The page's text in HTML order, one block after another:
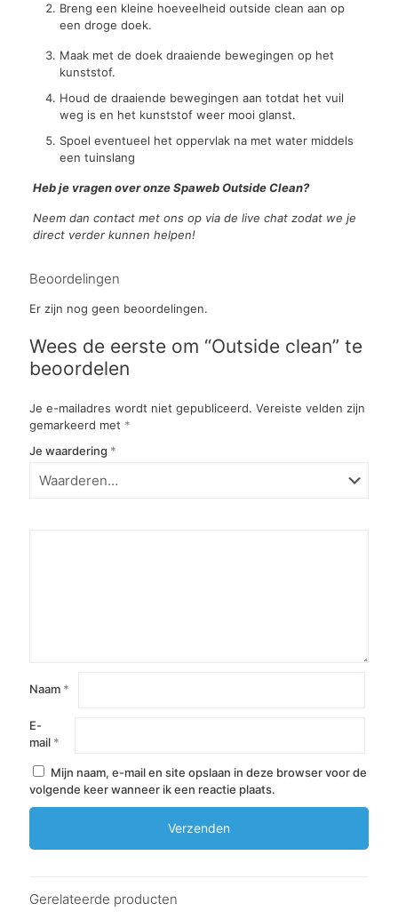
Breng een kleine hoeveelheid outside clean aan op
een droge doek.
Maak met de doek draaiende bewegingen op het
kunststof.
Houd de draaiende bewegingen aan totdat het vuil
weg is en het kunststof weer mooi glanst.
Spoel eventueel het oppervlak na met water middels
een tuinslang
Heb je vragen over onze Spaweb Outside Clean?
Neem dan contact met ons op via de live chat zodat we je
direct verder kunnen helpen!
Beoordelingen
Er zijn nog geen beoordelingen.
Wees de eerste om “Outside clean” te
beoordelen
Je e-mailadres wordt niet gepubliceerd. Vereiste velden zijn
gemarkeerd met *
Je waardering *
Naam *
E-
mail *
Mijn naam, e-mail en site opslaan in deze browser voor de
volgende keer wanneer ik een reactie plaats.
Gerelateerde producten